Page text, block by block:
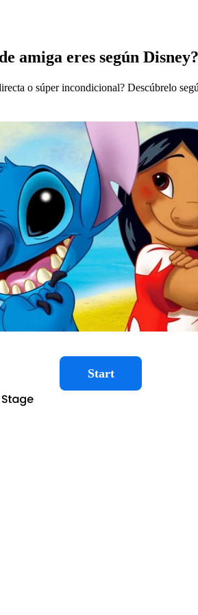
amiga eres según Disney?
o súper incondicional? Descúbrelo
Start